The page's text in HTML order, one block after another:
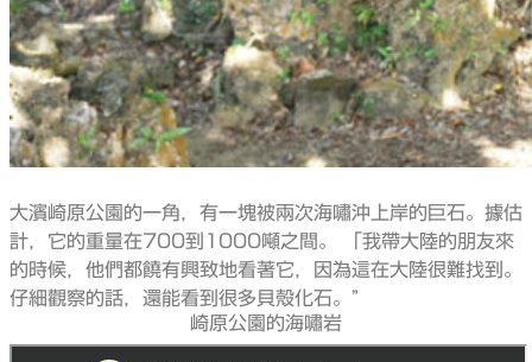
大濱崎原公園的一角，有一塊被兩次海嘯沖上岸的巨石。據估
計，它的重量在700到1000噸之間。 「我帶大陸的朋友來
的時候，他們都饒有興致地看著它，因為這在大陸很難找到。
仔細觀察的話，還能看到很多貝殼化石。”
崎原公園的海嘯岩